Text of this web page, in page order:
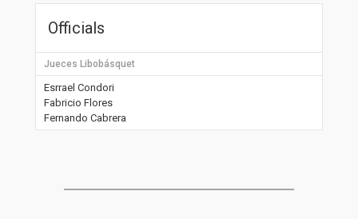
Officials
Jueces Libobásquet
Esrrael Condori
Fabricio Flores
Fernando Cabrera